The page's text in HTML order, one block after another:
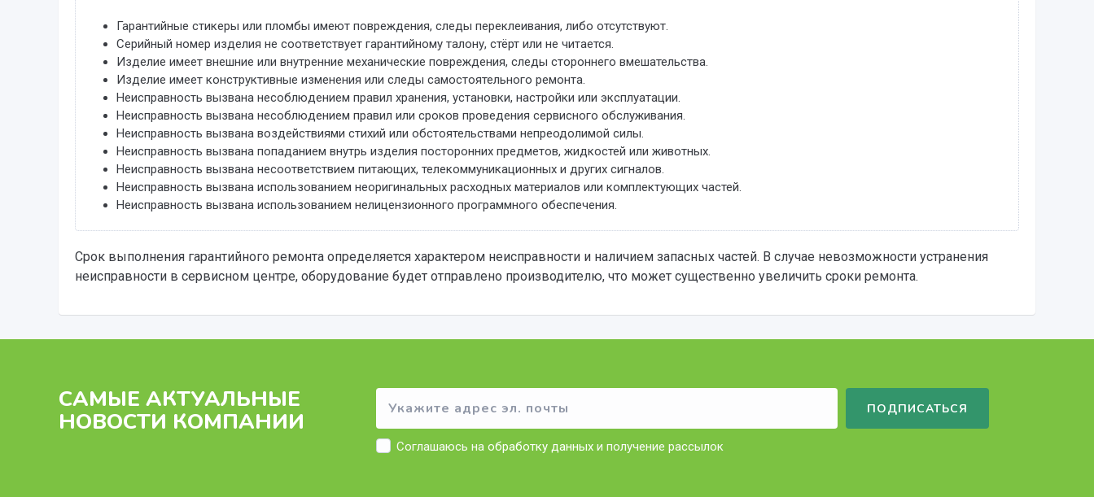
Гарантийные стикеры или пломбы имеют повреждения, следы переклеивания, либо отсутствуют.
Серийный номер изделия не соответствует гарантийному талону, стёрт или не читается.
Изделие имеет внешние или внутренние механические повреждения, следы стороннего вмешательства.
Изделие имеет конструктивные изменения или следы самостоятельного ремонта.
Неисправность вызвана несоблюдением правил хранения, установки, настройки или эксплуатации.
Неисправность вызвана несоблюдением правил или сроков проведения сервисного обслуживания.
Неисправность вызвана воздействиями стихий или обстоятельствами непреодолимой силы.
Неисправность вызвана попаданием внутрь изделия посторонних предметов, жидкостей или животных.
Неисправность вызвана несоответствием питающих, телекоммуникационных и других сигналов.
Неисправность вызвана использованием неоригинальных расходных материалов или комплектующих частей.
Неисправность вызвана использованием нелицензионного программного обеспечения.
Срок выполнения гарантийного ремонта определяется характером неисправности и наличием запасных частей. В случае невозможности устранения
неисправности в сервисном центре, оборудование будет отправлено производителю, что может существенно увеличить сроки ремонта.
САМЫЕ АКТУАЛЬНЫЕ
НОВОСТИ КОМПАНИИ
ПОДПИСАТЬСЯ
Соглашаюсь на обработку данных и получение рассылок